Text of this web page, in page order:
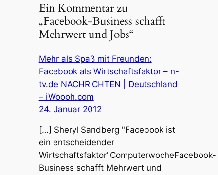
Ein Kommentar zu
„Facebook-Business schafft
Mehrwert und Jobs“
Mehr als Spaß mit Freunden:
Facebook als Wirtschaftsfaktor – n-
tv.de NACHRICHTEN | Deutschland
– iWoooh.com
24. Januar 2012
[…] Sheryl Sandberg "Facebook ist
ein entscheidender
Wirtschaftsfaktor"ComputerwocheFacebook-
Business schafft Mehrwert und